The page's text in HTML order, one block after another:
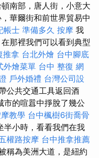
南部，唐人街，小意大
華爾街和前世界貿易中
帳士 準備多久 按摩 我
那裡我們可以看到典型
推拿 台北外燴 台中腳底
外燴菜單 台中 整復 網
戶外婚禮 台灣公司設
公共交通工具返回酒
市的喧囂中掙脫了幾公
教學 台中楓樹6街喬骨
半小時，看看我們在我
權路按摩 台中推拿推薦
稱為美洲大道，是紐約